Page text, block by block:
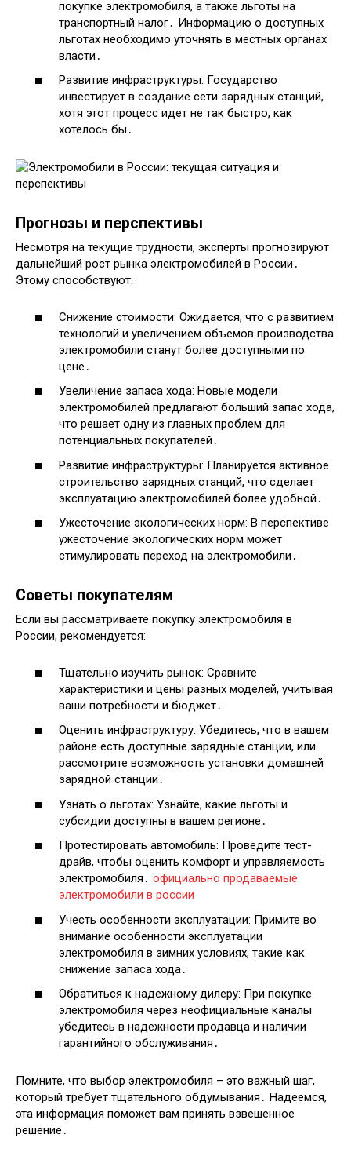
покупке электромобиля, а также льготы на
транспортный налог․ Информацию о доступных
льготах необходимо уточнять в местных органах
власти․
Развитие инфраструктуры: Государство
инвестирует в создание сети зарядных станций,
хотя этот процесс идет не так быстро, как
хотелось бы․
Прогнозы и перспективы
Несмотря на текущие трудности, эксперты прогнозируют
дальнейший рост рынка электромобилей в России․
Этому способствуют:
Снижение стоимости: Ожидается, что с развитием
технологий и увеличением объемов производства
электромобили станут более доступными по
цене․
Увеличение запаса хода: Новые модели
электромобилей предлагают больший запас хода,
что решает одну из главных проблем для
потенциальных покупателей․
Развитие инфраструктуры: Планируется активное
строительство зарядных станций, что сделает
эксплуатацию электромобилей более удобной․
Ужесточение экологических норм: В перспективе
ужесточение экологических норм может
стимулировать переход на электромобили․
Советы покупателям
Если вы рассматриваете покупку электромобиля в
России, рекомендуется:
Тщательно изучить рынок: Сравните
характеристики и цены разных моделей, учитывая
ваши потребности и бюджет․
Оценить инфраструктуру: Убедитесь, что в вашем
районе есть доступные зарядные станции, или
рассмотрите возможность установки домашней
зарядной станции․
Узнать о льготах: Узнайте, какие льготы и
субсидии доступны в вашем регионе․
Протестировать автомобиль: Проведите тест-
драйв, чтобы оценить комфорт и управляемость
электромобиля․ официально продаваемые
электромобили в россии
Учесть особенности эксплуатации: Примите во
внимание особенности эксплуатации
электромобиля в зимних условиях, такие как
снижение запаса хода․
Обратиться к надежному дилеру: При покупке
электромобиля через неофициальные каналы
убедитесь в надежности продавца и наличии
гарантийного обслуживания․
Помните, что выбор электромобиля – это важный шаг,
который требует тщательного обдумывания․ Надеемся,
эта информация поможет вам принять взвешенное
решение․